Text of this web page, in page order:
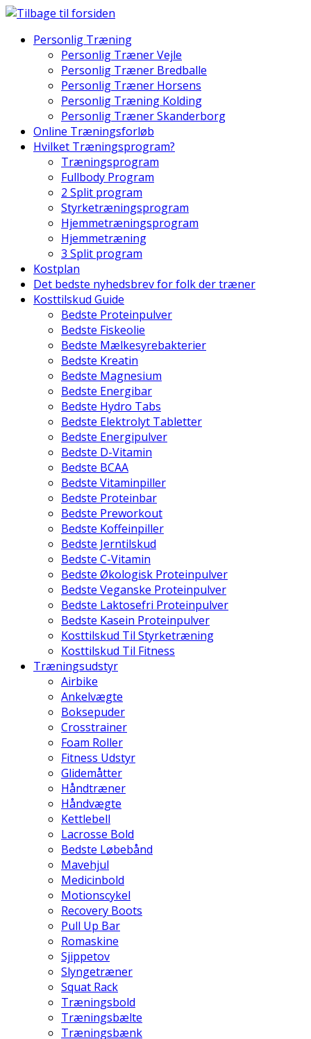
Skip
contentPersonlig Træning
Personlig Træner Vejle
Personlig Træner Bredballe
Personlig Træner Horsens
Personlig Træning Kolding
Personlig Træner Skanderborg
Online Træningsforløb
Hvilket Træningsprogram?
Træningsprogram
Fullbody Program
2 Split program
Styrketræningsprogram
Hjemmetræningsprogram
Hjemmetræning
3 Split program
Kostplan
Det bedste nyhedsbrev for folk der træner
Kosttilskud Guide
Bedste Proteinpulver
Bedste Fiskeolie
Bedste Mælkesyrebakterier
Bedste Kreatin
Bedste Magnesium
Bedste Energibar
Bedste Hydro Tabs
Bedste Elektrolyt Tabletter
Bedste Energipulver
Bedste D-Vitamin
Bedste BCAA
Bedste Vitaminpiller
Bedste Proteinbar
Bedste Preworkout
Bedste Koffeinpiller
Bedste Jerntilskud
Bedste C-Vitamin
Bedste Økologisk Proteinpulver
Bedste Veganske Proteinpulver
Bedste Laktosefri Proteinpulver
Bedste Kasein Proteinpulver
Kosttilskud Til Styrketræning
Kosttilskud Til Fitness
Træningsudstyr
Airbike
Ankelvægte
Boksepuder
Crosstrainer
Foam Roller
Fitness Udstyr
Glidemåtter
Håndtræner
Håndvægte
Kettlebell
Lacrosse Bold
Bedste Løbebånd
Mavehjul
Medicinbold
Motionscykel
Recovery Boots
Pull Up Bar
Romaskine
Sjippetov
Slyngetræner
Squat Rack
Træningsbold
Træningsbælte
Træningsbænk